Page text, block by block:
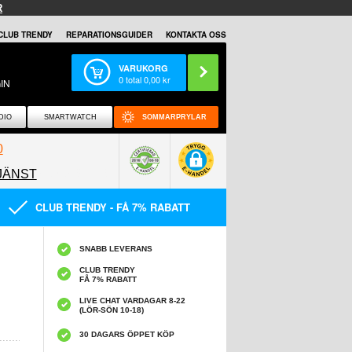
TRENDY REPARATIONSGUIDER KONTAKTA OSS
VARUKORG
0total0,00kr
SMARTWATCH SOMMARPRYLAR
CLUB TRENDY - FÅ 7% RABATT
SNABB LEVERANS
CLUB TRENDY
FÅ 7% RABATT
LIVE CHAT VARDAGAR 8-22
(LÖR-SÖN 10-18)
30 DAGARS ÖPPET KÖP